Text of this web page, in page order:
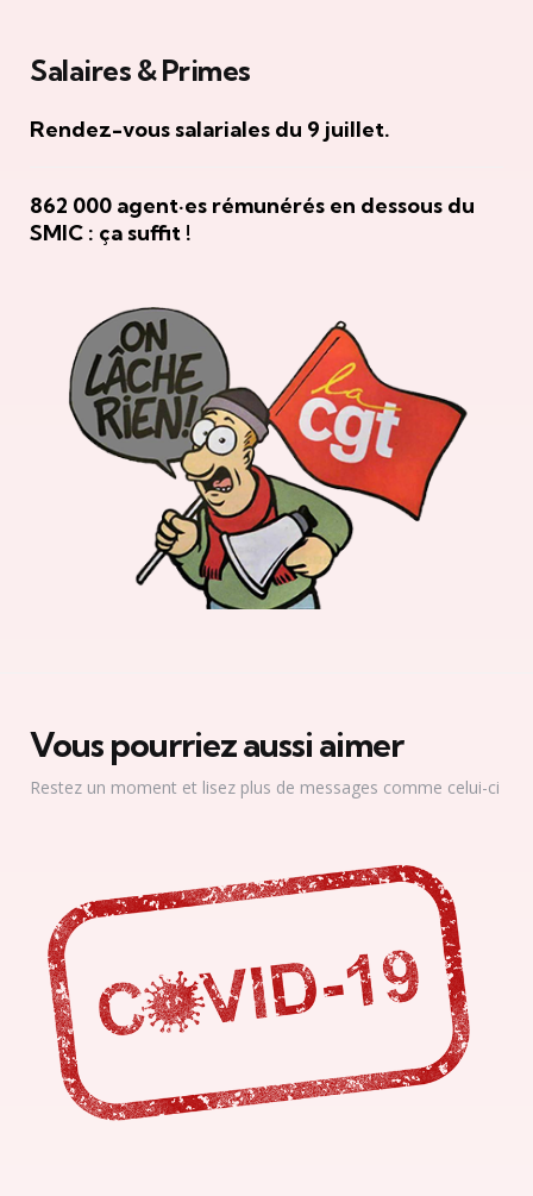
Salaires & Primes
Rendez-vous salariales du 9 juillet.
862 000 agent·es rémunérés en dessous du
SMIC : ça suffit !
Vous pourriez aussi aimer
Restez un moment et lisez plus de messages comme celui-ci